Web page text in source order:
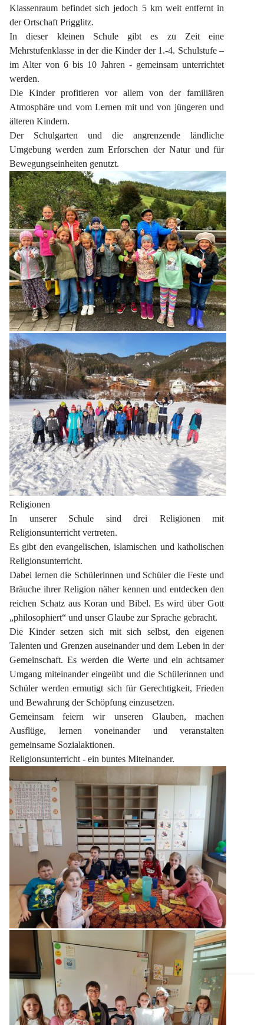
Klassenraum befindet sich jedoch 5 km weit entfernt in
der Ortschaft Prigglitz.
In dieser kleinen Schule gibt es zu Zeit eine
Mehrstufenklasse in der die Kinder der 1.-4. Schulstufe –
im Alter von 6 bis 10 Jahren - gemeinsam unterrichtet
werden.
Die Kinder profitieren vor allem von der familiären
Atmosphäre und vom Lernen mit und von jüngeren und
älteren Kindern.
Der Schulgarten und die angrenzende ländliche
Umgebung werden zum Erforschen der Natur und für
Bewegungseinheiten genutzt.
Religionen
In unserer Schule sind drei Religionen mit
Religionsunterricht vertreten.
Es gibt den evangelischen, islamischen und katholischen
Religionsunterricht.
Dabei lernen die Schülerinnen und Schüler die Feste und
Bräuche ihrer Religion näher kennen und entdecken den
reichen Schatz aus Koran und Bibel. Es wird über Gott
„philosophiert“ und unser Glaube zur Sprache gebracht.
Die Kinder setzen sich mit sich selbst, den eigenen
Talenten und Grenzen auseinander und dem Leben in der
Gemeinschaft. Es werden die Werte und ein achtsamer
Umgang miteinander eingeübt und die Schülerinnen und
Schüler werden ermutigt sich für Gerechtigkeit, Frieden
und Bewahrung der Schöpfung einzusetzen.
Gemeinsam feiern wir unseren Glauben, machen
Ausflüge, lernen voneinander und veranstalten
gemeinsame Sozialaktionen.
Religionsunterricht - ein buntes Miteinander.